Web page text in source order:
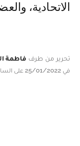
الاتحادية،
تحرير من طرف فاطمة
في 25/01/2022 على الساعة 09:01